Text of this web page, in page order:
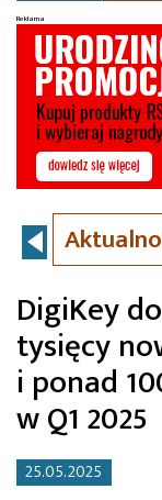
DigiKey
tysięcy
i ponad
w Q1 2025
25.05.2025